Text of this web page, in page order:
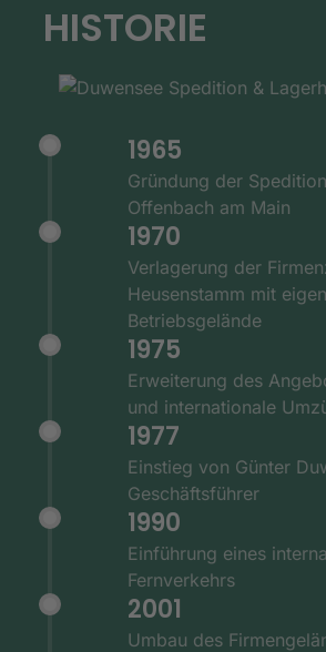
HISTORIE
1965
Gründung der
Offenbach am Main
1970
Verlagerung der
Heusenstamm mit
Betriebsgelände
1975
Erweiterung des
und internationale
1977
Einstieg von Günter
Geschäftsführer
1990
Einführung eines
Fernverkehrs
2001
Umbau des